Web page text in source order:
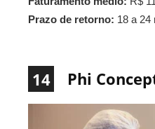
Prazo de retorno: 18 a 24
14 Phi